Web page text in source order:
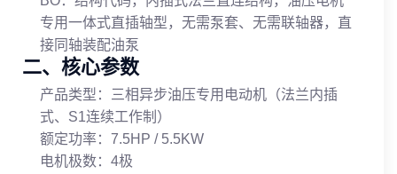
专用一体式直插轴型，无需泵套、无需联轴器，直
接同轴装配油泵
二、核心参数
产品类型：三相异步油压专用电动机（法兰内插
式、S1连续工作制）
额定功率：7.5HP / 5.5KW
电机极数：4极